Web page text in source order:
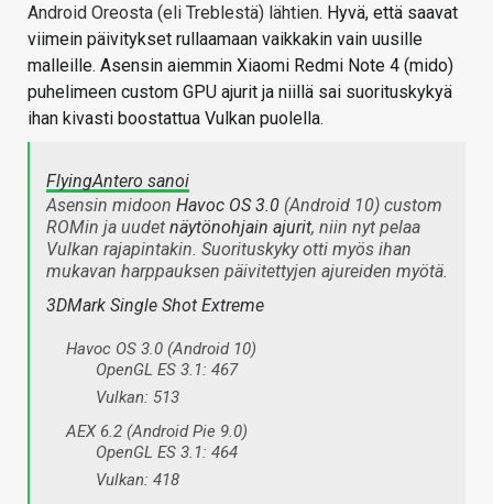
Android Oreosta (eli Treblestä) lähtien. Hyvä, että saavat
viimein päivitykset rullaamaan vaikkakin vain uusille
malleille. Asensin aiemmin Xiaomi Redmi Note 4 (mido)
puhelimeen custom GPU ajurit ja niillä sai suorituskykyä
ihan kivasti boostattua Vulkan puolella.
FlyingAntero sanoi
Asensin midoon Havoc OS 3.0 (Android 10) custom
ROMin ja uudet näytönohjain ajurit, niin nyt pelaa
Vulkan rajapintakin. Suorituskyky otti myös ihan
mukavan harppauksen päivitettyjen ajureiden myötä.
3DMark Single Shot Extreme
Havoc OS 3.0 (Android 10)
OpenGL ES 3.1: 467
Vulkan: 513
AEX 6.2 (Android Pie 9.0)
OpenGL ES 3.1: 464
Vulkan: 418